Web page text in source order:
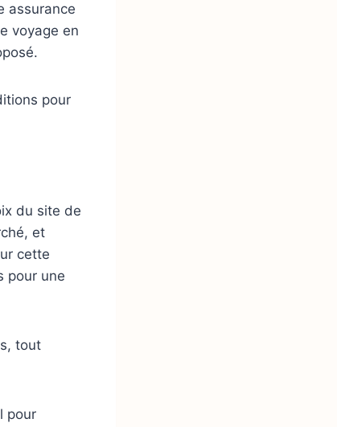
assurance
voyage en
pour
du site de
et
cette
pour une
tout
pour